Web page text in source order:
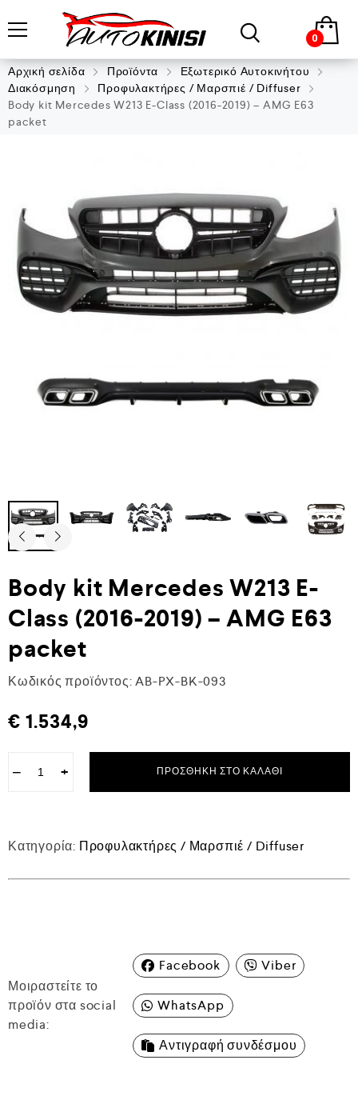
0
Αρχική σελίδα Προϊόντα
Εξωτερικό Αυτοκινήτου
Διακόσμηση
Προφυλακτήρες / Μαρσπιέ / Diffuser
Body kit Mercedes W213 E-Class (2016-2019) – AMG E63
packet
Body kit Mercedes W213 E-
Class (2016-2019) – AMG E63
packet
Κωδικός προϊόντος: AB-PX-BK-093
€ 1.534,9
− + ΠΡΟΣΘΉΚΗ ΣΤΟ ΚΑΛΆΘΙ
Κατηγορία: Προφυλακτήρες / Μαρσπιέ / Diffuser
Μοιραστείτε το
προϊόν στα social
media:
Facebook Viber
WhatsApp
Αντιγραφή συνδέσμου